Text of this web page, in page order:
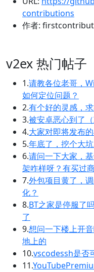
contributions
作者:
v2ex 热门帖子
1.请教各位老哥，
如何定位问题？
2.有个好的灵感，
3.被安卓恶心到了
4.大家对即将发布
5.年底了，挖个大
6.请问一下大家，
架咋样呀？有买过
7.外包项目黄了，
化？
8.BT之家是停服了
了
9.想问一下楼上开
地上的
10.vscodessh是否
11.